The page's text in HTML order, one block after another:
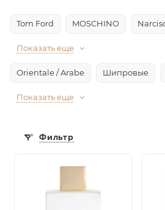
Tom Ford MOSCHINO
Показать еще
Orientale / Arabe Шипровые
Показать еще
Фильтр